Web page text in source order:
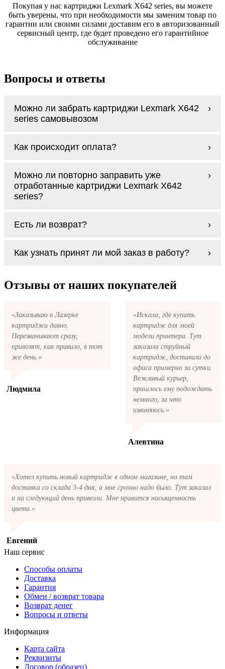
Покупая у нас картриджи Lexmark X642 series, вы можете
быть уверены, что при необходимости мы заменим товар по
гарантии или своими силами доставим его в авторизованный
сервисный центр, где будет проведено его гарантийное
обслуживание
Вопросы и ответы
Можно ли забрать картриджи Lexmark X642
series самовывозом
доставим заказ и сделаем это бесплатно
Мы гарантируем цельность упаковки, когда
доставляем Вам картриджи Lexmark X642
series
Как происходит оплата?
series наличными курьеру при получении
заказа.
Можно ли повторно заправить уже
отработанные картриджи Lexmark X642
series?
процесс проще, в случае с оригиналами
В любом случае вы можете заправить
картриджи Lexmark X642 series. У нас
любых моделей принтеров.
Есть ли возврат?
какой-то причине вам не подошли, мы при
Как узнать принят ли мой заказ в работу?
Lexmark X642 series на указанную вами
электронную почту придёт письмо с копией
чтобы оформить доставку. Если вы не
получили письмо с копией заказа,
пожалуйста, свяжитесь с нами через сервис
обратная связь, или позвоните.
Отзывы от наших покупателей
«Заказываю в Лазерке
картриджи давно.
Перезванивают сразу,
привозят, как правило, в тот
же день.»
Людмила
«Искала, где купить
картридж для моей
модели принтера. Тут
заказала струйный
картридж, доставили до
офиса примерно за сутки.
Вежливый курьер,
пришлось ему подождать
немного, за что
извиняюсь.»
Алевтина
«Хотел купить новый картридж в одном магазине, но там
доставка со склада 3-4 дня, а мне срочно надо было. Тут заказал
и на следующий день привезли. Мне нравится насыщенность
цвета.»
Евгений
Наш сервис
Способы оплаты
Доставка
Гарантия
Обмен / возврат товара
Возврат денег
Вопросы и ответы
Информация
Карта сайта
Реквизиты
Договор (образец)